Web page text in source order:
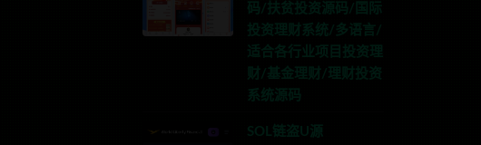
码/扶贫投资源码/国际
投资理财系统/多语言/
适合各行业项目投资理
财/基金理财/理财投资
系统源码
SOL链盗U源